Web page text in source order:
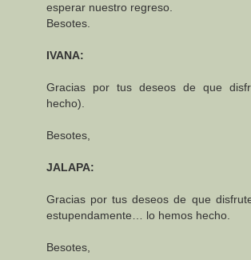
esperar nuestro regreso.
Besotes.
IVANA:
Gracias por tus deseos de que
hecho).
Besotes,
JALAPA:
Gracias por tus deseos de que
estupendamente… lo hemos hecho.
Besotes,